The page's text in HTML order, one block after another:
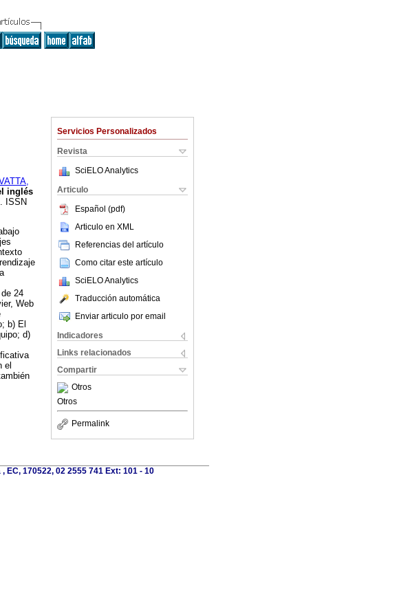
Servicios Personalizados
Revista
SciELO Analytics
Articulo
Español (pdf)
Articulo en XML
Referencias del artículo
Como citar este artículo
SciELO Analytics
Traducción automática
Enviar articulo por email
Indicadores
Links relacionados
Compartir
Otros
Otros
Permalink
inglés
ISSN
24
Web
b) El
d)
el
170522, 02 2555 741 Ext: 101 - 10